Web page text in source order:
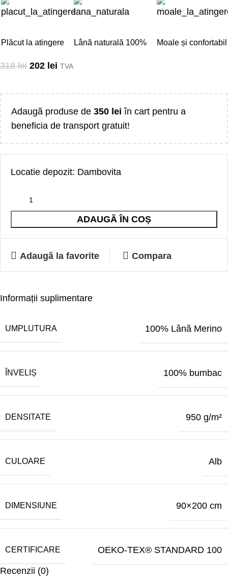
Plăcut la atingere Lână naturală 100% Moale și confortabil
318lei 202 lei TVA
Adaugă produse de 350 lei în cart pentru a
beneficia de transport gratuit!
Locatie depozit: Dambovita
ADAUGĂ ÎN COȘ
Adaugă la favorite Compara
Informații suplimentare
UMPLUTURA 100% Lână Merino
ÎNVELIȘ 100% bumbac
DENSITATE 950 g/m²
CULOARE Alb
DIMENSIUNE 90×200 cm
CERTIFICARE OEKO-TEX® STANDARD 100
Recenzii (0)